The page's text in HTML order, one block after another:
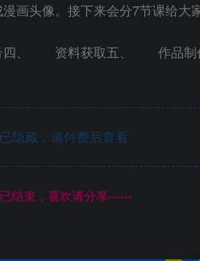
画头像。接下来会分7节课给大家
、 资料获取五、 作品制
隐藏，请付费后查看
结束，喜欢请分享------